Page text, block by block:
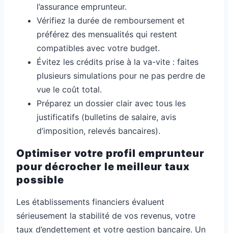
l’assurance emprunteur.
Vérifiez la durée de remboursement et
préférez des mensualités qui restent
compatibles avec votre budget.
Évitez les crédits prise à la va-vite : faites
plusieurs simulations pour ne pas perdre de
vue le coût total.
Préparez un dossier clair avec tous les
justificatifs (bulletins de salaire, avis
d’imposition, relevés bancaires).
Optimiser votre profil emprunteur
pour décrocher le meilleur taux
possible
Les établissements financiers évaluent
sérieusement la stabilité de vos revenus, votre
taux d’endettement et votre gestion bancaire. Un